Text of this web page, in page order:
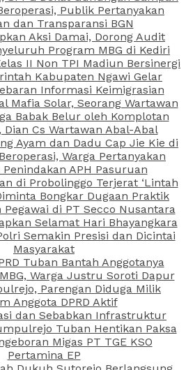
Publik Pertanyakan
dan Transparansi BGN
Aksi Damai, Dorong Audit
Program MBG di Kediri
II Non TPI Madiun Bersinergi
Kabupaten Ngawi Gelar
Informasi Keimigrasian
Mafia Solar, Seorang Wartawan
Babak Belur oleh Komplotan
Dian Cs Wartawan Abal-Abal
Ayam dan Dadu Cap Jie Kie di
Warga Pertanyakan
Penindakan APH Pasuruan
di Probolinggo Terjerat ‘Lintah
Bongkar Dugaan Praktik
di PT Secco Nusantara
Selamat Hari Bhayangkara
Semakin Presisi dan Dicintai
Masyarakat
Tuban Bantah Anggotanya
Warga Justru Soroti Dapur
Parengan Diduga Milik
Anggota DPRD Aktif
dan Sebabkan Infrastruktur
Tuban Hentikan Paksa
Migas PT TGE KSO
Pertamina EP